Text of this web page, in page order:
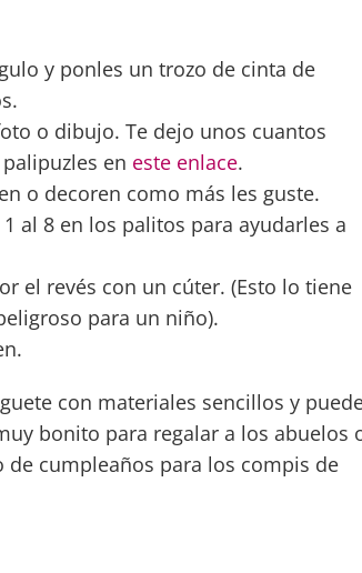
y ponles un trozo de cinta de
o dibujo. Te dejo unos cuantos
en este enlace.
o decoren como más les guste.
al 8 en los palitos para ayudarles a
el revés con un cúter. (Esto lo tiene
para un niño).
con materiales sencillos y
bonito para regalar a los abuelos
cumpleaños para los compis de